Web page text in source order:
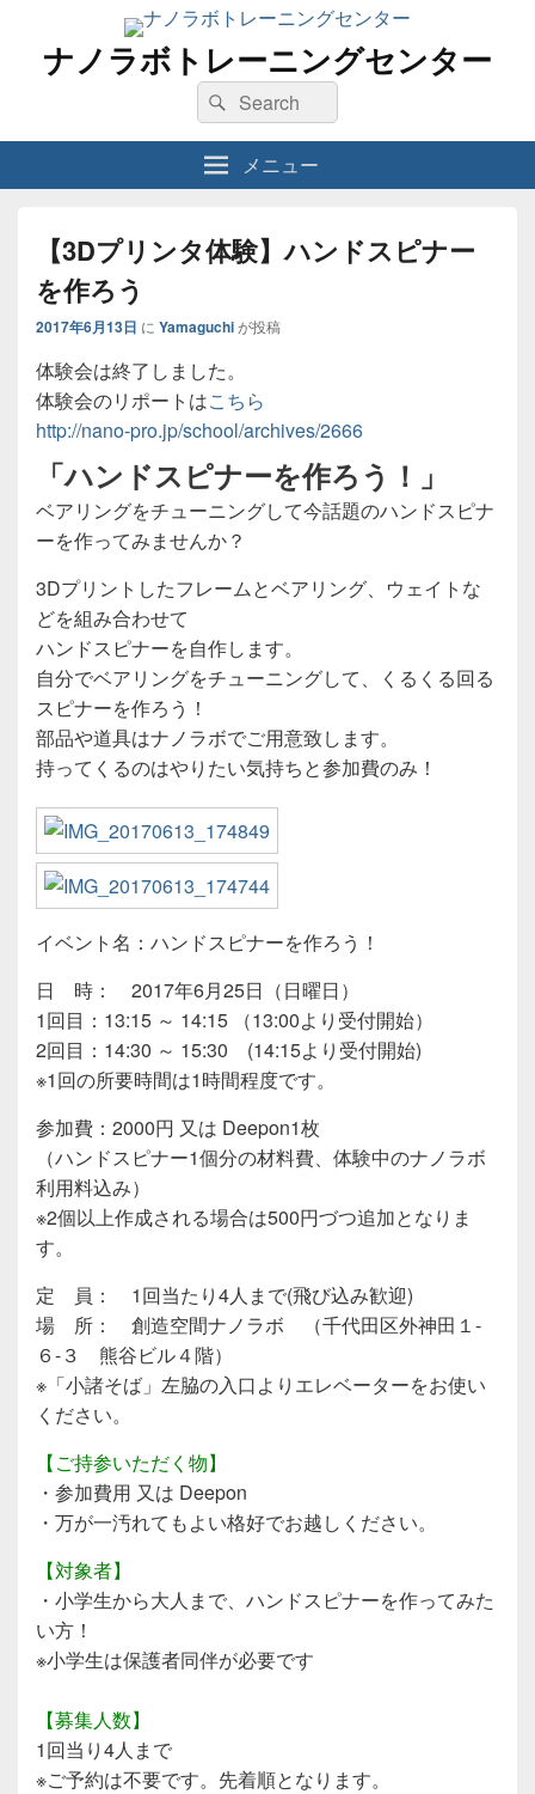
ナノラボトレーニングセンター
検
索
対
象:
検
索
メニュー
【3Dプリンタ体験】ハンドスピナー
を作ろう
2017年6月13日 に Yamaguchiが投稿
体験会は終了しました。
体験会のリポートはこちら
http://nano-pro.jp/school/archives/2666
「ハンドスピナーを作ろう！ 」
ベアリングをチューニングして今話題のハンドスピナ
ーを作ってみませんか？
3Dプリントしたフレームとベアリング、ウェイトな
どを組み合わせて
ハンドスピナーを自作します。
自分でベアリングをチューニングして、くるくる回る
スピナーを作ろう！
部品や道具はナノラボでご用意致します。
持ってくるのはやりたい気持ちと参加費のみ！
イベント名：ハンドスピナーを作ろう！
日 時： 2017年6月25日（日曜日）
1回目：13:15 ～ 14:15 （13:00より受付開始）
2回目：14:30 ～ 15:30 (14:15より受付開始)
※1回の所要時間は1時間程度です。
参加費：2000円 又は Deepon1枚
（ハンドスピナー1個分の材料費、体験中のナノラボ
利用料込み）
※2個以上作成される場合は500円づつ追加となりま
す。
定 員： 1回当たり4人まで(飛び込み歓迎)
場 所： 創造空間ナノラボ （千代田区外神田１-
６-３ 熊谷ビル４階）
※「小諸そば」左脇の入口よりエレベーターをお使い
ください。
【ご持参いただく物】
・参加費用 又は Deepon
・万が一汚れてもよい格好でお越しください。
【対象者】
・小学生から大人まで、ハンドスピナーを作ってみた
い方！
※小学生は保護者同伴が必要です
【募集人数】
1回当り4人まで
※ご予約は不要です。先着順となります。